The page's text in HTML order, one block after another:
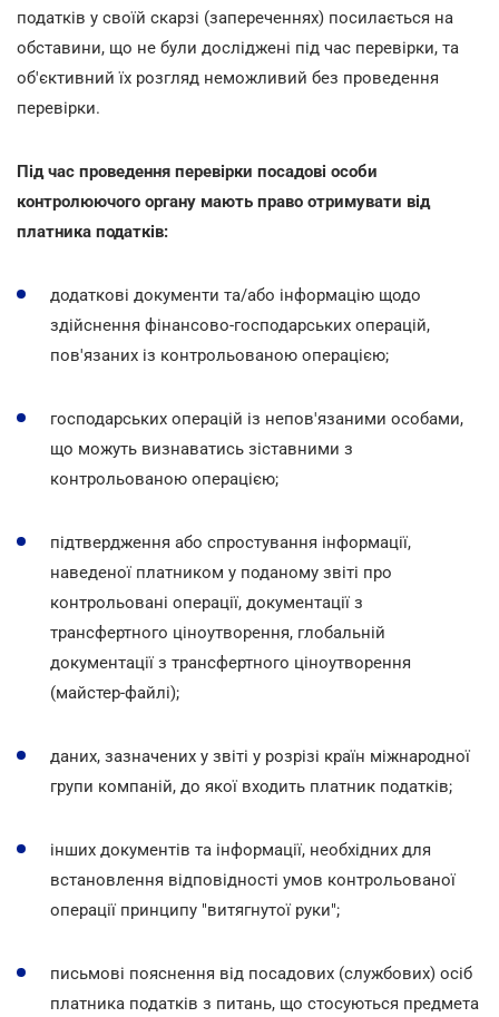
податків у своїй скарзі (запереченнях) посилається на
обставини, що не були досліджені під час перевірки, та
об'єктивний їх розгляд неможливий без проведення
перевірки.
Під час проведення перевірки посадові особи
контролюючого органу мають право отримувати від
платника податків:
додаткові документи та/або інформацію щодо
здійснення фінансово-господарських операцій,
пов'язаних із контрольованою операцією;
господарських операцій із непов'язаними особами,
що можуть визнаватись зіставними з
контрольованою операцією;
підтвердження або спростування інформації,
наведеної платником у поданому звіті про
контрольовані операції, документації з
трансфертного ціноутворення, глобальній
документації з трансфертного ціноутворення
(майстер-файлі);
даних, зазначених у звіті у розрізі країн міжнародної
групи компаній, до якої входить платник податків;
інших документів та інформації, необхідних для
встановлення відповідності умов контрольованої
операції принципу "витягнутої руки";
письмові пояснення від посадових (службових) осіб
платника податків з питань, що стосуються предмета